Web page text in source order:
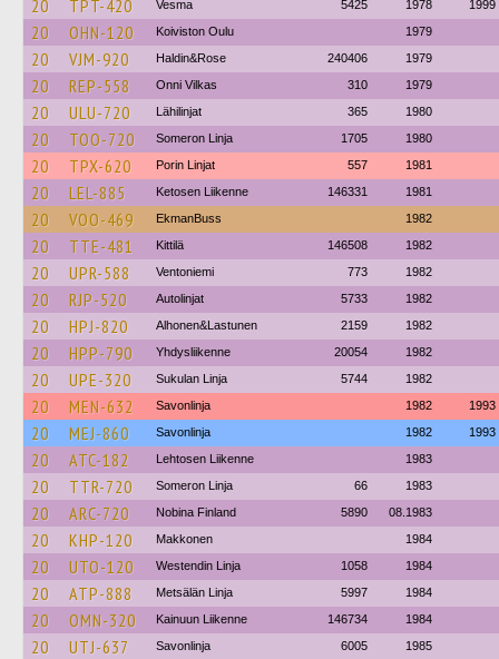
20 TPT-420 Vesma 5425 1978 1999
20 OHN-120 Koiviston Oulu 1979
20 VJM-920 Haldin&Rose 240406 1979
20 REP-558 Onni Vilkas 310 1979
20 ULU-720 Lähilinjat 365 1980
20 TOO-720 Someron Linja 1705 1980
20 TPX-620 Porin Linjat 557 1981
20 LEL-885 Ketosen Liikenne 146331 1981
20 VOO-469 EkmanBuss 1982
20 TTE-481 Kittilä 146508 1982
20 UPR-588 Ventoniemi 773 1982
20 RJP-520 Autolinjat 5733 1982
20 HPJ-820 Alhonen&Lastunen 2159 1982
20 HPP-790 Yhdysliikenne 20054 1982
20 UPE-320 Sukulan Linja 5744 1982
20 MEN-632 Savonlinja 1982 1993
20 MEJ-860 Savonlinja 1982 1993
20 ATC-182 Lehtosen Liikenne 1983
20 TTR-720 Someron Linja 66 1983
20 ARC-720 Nobina Finland 5890 08.1983
20 KHP-120 Makkonen 1984
20 UTO-120 Westendin Linja 1058 1984
20 ATP-888 Metsälän Linja 5997 1984
20 OMN-320 Kainuun Liikenne 146734 1984
20 UTJ-637 Savonlinja 6005 1985